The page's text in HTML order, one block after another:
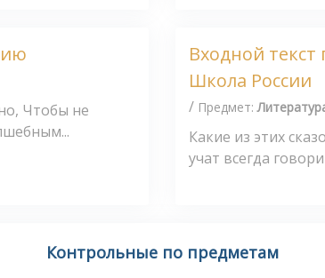
Чтобы не
Входной
Школа России
/ Предмет:
Какие из этих
учат всегда
Контрольные по предметам